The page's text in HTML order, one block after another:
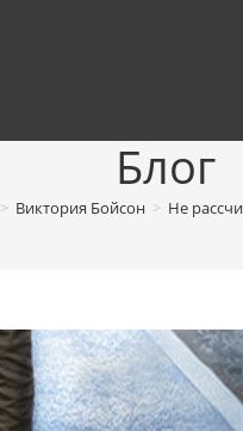
Блог
> Виктория Бойсон > Не